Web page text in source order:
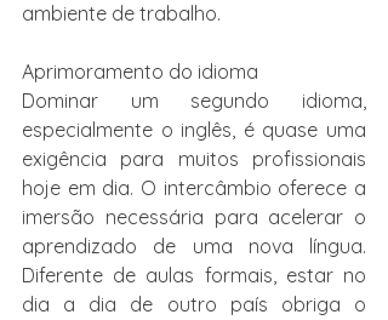
ambiente de trabalho.
Aprimoramento do idioma
Dominar um segundo idioma,
especialmente o inglês, é quase uma
exigência para muitos profissionais
hoje em dia. O intercâmbio oferece a
imersão necessária para acelerar o
aprendizado de uma nova língua.
Diferente de aulas formais, estar no
dia a dia de outro país obriga o